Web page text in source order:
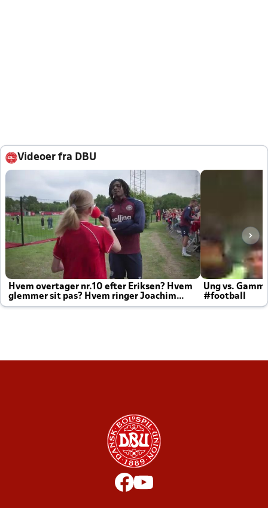
Videoer fra DBU
Hvem overtager nr.10 efter Eriksen? Hvem
glemmer sit pas? Hvem ringer Joachim
altid til efter kampe?
Ung vs.
#football